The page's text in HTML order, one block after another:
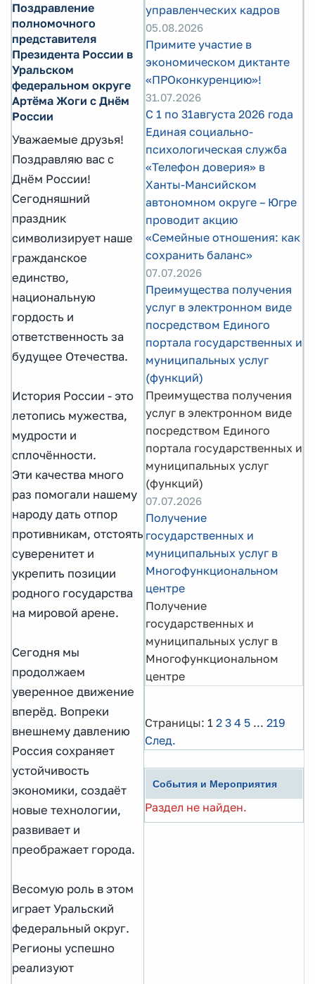
Поздравление
полномочного
представителя
Президента России в
Уральском
федеральном округе
Артёма Жоги с Днём
России
Уважаемые друзья!
Поздравляю вас с
Днём России!
Сегодняшний
праздник
символизирует наше
гражданское
единство,
национальную
гордость и
ответственность за
будущее Отечества.
История России - это
летопись мужества,
мудрости и
сплочённости.
Эти качества много
раз помогали нашему
народу дать отпор
противникам, отстоять
суверенитет и
укрепить позиции
родного государства
на мировой арене.
Сегодня мы
продолжаем
уверенное движение
вперёд. Вопреки
внешнему давлению
Россия сохраняет
устойчивость
экономики, создаёт
новые технологии,
развивает и
преображает города.
Весомую роль в этом
играет Уральский
федеральный округ.
Регионы успешно
реализуют
управленческих кадров
05.08.2026
Примите участие в
экономическом диктанте
«ПРОконкуренцию»!
31.07.2026
С 1 по 31августа 2026 года
Единая социально-
психологическая служба
«Телефон доверия» в
Ханты-Мансийском
автономном округе – Югре
проводит акцию
«Семейные отношения: как
сохранить баланс»
07.07.2026
Преимущества получения
услуг в электронном виде
посредством Единого
портала государственных и
муниципальных услуг
(функций)
Преимущества получения
услуг в электронном виде
посредством Единого
портала государственных и
муниципальных услуг
(функций)
07.07.2026
Получение
государственных и
муниципальных услуг в
Многофункциональном
центре
Получение
государственных и
муниципальных услуг в
Многофункциональном
центре
Страницы: 1 2 3 4 5 ... 219
След.
События и Мероприятия
Раздел не найден.